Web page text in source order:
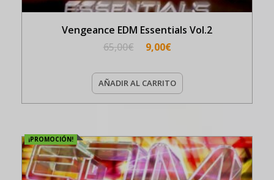
Vengeance EDM Essentials Vol.2
65,00€ 9,00€
AÑADIR AL CARRITO
¡PROMOCIÓN!